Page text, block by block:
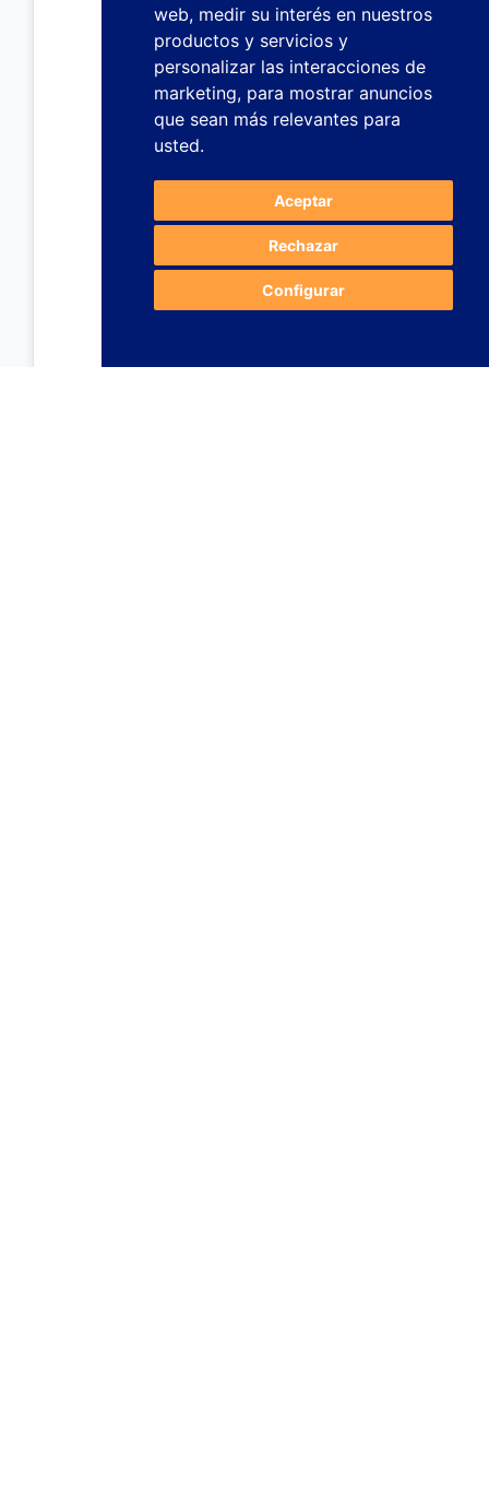
web, medir su interés en nuestros
productos y servicios y
personalizar las interacciones de
marketing, para mostrar anuncios
que sean más relevantes para
usted.
Aceptar
Rechazar
Configurar